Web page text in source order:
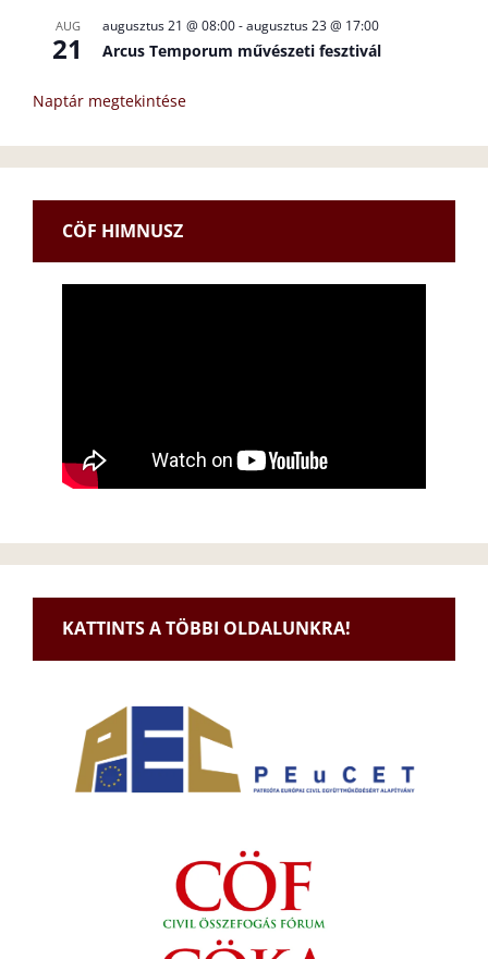
AUG
21
augusztus 21 @ 08:00-augusztus 23 @ 17:00
Arcus Temporum művészeti fesztivál
Naptár megtekintése
CÖF HIMNUSZ
KATTINTS A TÖBBI OLDALUNKRA!